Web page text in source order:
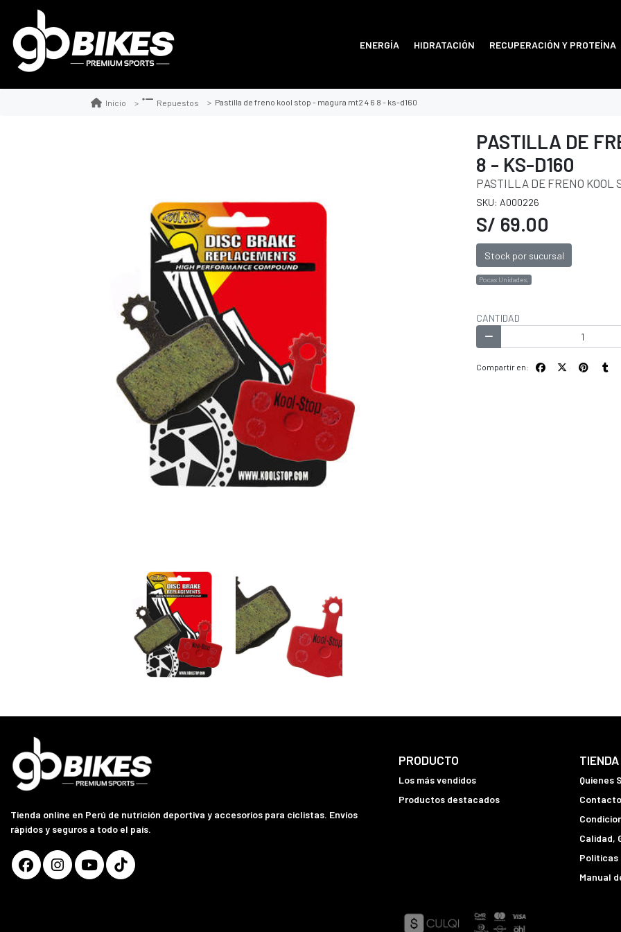
ENERGÍA HIDRATACIÓN RECUPERACIÓN Y PROTEÍNA
Inicio Repuestos Pastilla de freno kool stop - magura mt2 4 6 8 - ks-d160
PASTILLA DE
8 - KS-D160
PASTILLA DE FRENO KOOL
SKU: A000226
S/ 69.00
Stock por sucursal
Pocas Unidades.
CANTIDAD
Compartir en:
Tienda online en Perú de nutrición deportiva y accesorios para ciclistas. Envíos
rápidos y seguros a todo el país.
PRODUCTO
Los más vendidos
Productos destacados
TIENDA
Quienes
Contacto
Calidad,
Politicas
Manual